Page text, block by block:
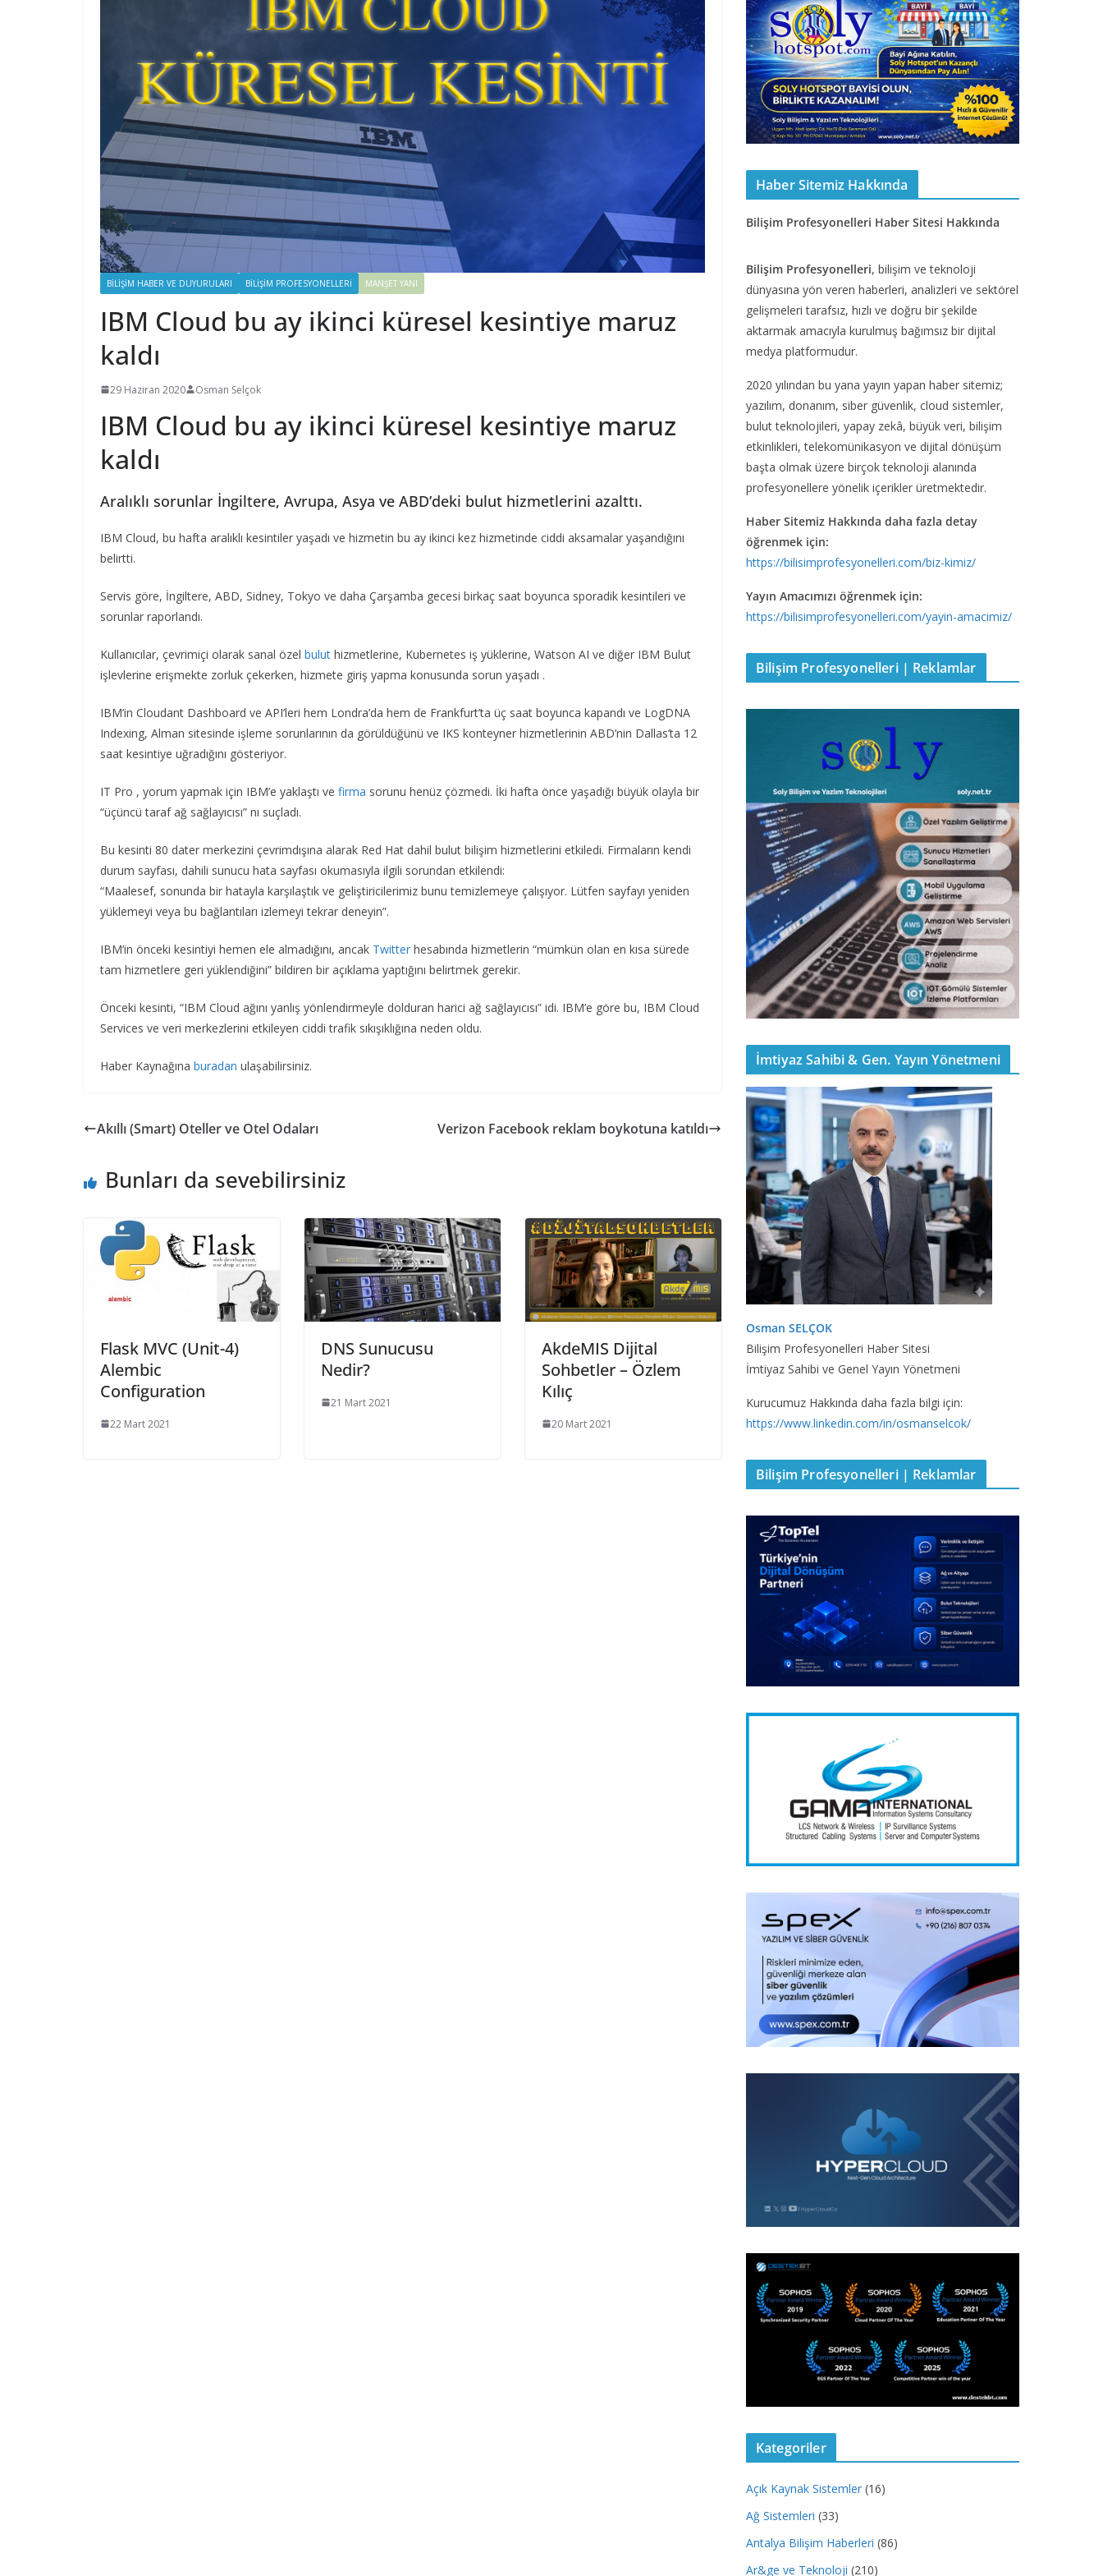
BILIŞIM HABER VE DUYURULARI BILIŞIM PROFESYONELLERI MANŞET YANI
IBM Cloud bu ay ikinci küresel kesintiye maruz
kaldı
29 Haziran 2020 Osman Selçok
IBM Cloud bu ay ikinci küresel kesintiye maruz
kaldı
Aralıklı sorunlar İngiltere, Avrupa, Asya ve ABD’deki bulut hizmetlerini azalttı.
IBM Cloud, bu hafta aralıklı kesintiler yaşadı ve hizmetin bu ay ikinci kez hizmetinde ciddi aksamalar yaşandığını
belirtti.
Servis göre, İngiltere, ABD, Sidney, Tokyo ve daha Çarşamba gecesi birkaç saat boyunca sporadik kesintileri ve
sorunlar raporlandı.
Kullanıcılar, çevrimiçi olarak sanal özel bulut hizmetlerine, Kubernetes iş yüklerine, Watson AI ve diğer IBM Bulut
işlevlerine erişmekte zorluk çekerken, hizmete giriş yapma konusunda sorun yaşadı .
IBM’in Cloudant Dashboard ve API’leri hem Londra’da hem de Frankfurt’ta üç saat boyunca kapandı ve LogDNA
Indexing, Alman sitesinde işleme sorunlarının da görüldüğünü ve IKS konteyner hizmetlerinin ABD’nin Dallas’ta 12
saat kesintiye uğradığını gösteriyor.
IT Pro , yorum yapmak için IBM’e yaklaştı ve firma sorunu henüz çözmedi. İki hafta önce yaşadığı büyük olayla bir
“üçüncü taraf ağ sağlayıcısı” nı suçladı.
Bu kesinti 80 dater merkezini çevrimdışına alarak Red Hat dahil bulut bilişim hizmetlerini etkiledi. Firmaların kendi
durum sayfası, dahili sunucu hata sayfası okumasıyla ilgili sorundan etkilendi:
“Maalesef, sonunda bir hatayla karşılaştık ve geliştiricilerimiz bunu temizlemeye çalışıyor. Lütfen sayfayı yeniden
yüklemeyi veya bu bağlantıları izlemeyi tekrar deneyin”.
IBM’in önceki kesintiyi hemen ele almadığını, ancak Twitter hesabında hizmetlerin “mümkün olan en kısa sürede
tam hizmetlere geri yüklendiğini” bildiren bir açıklama yaptığını belirtmek gerekir.
Önceki kesinti, “IBM Cloud ağını yanlış yönlendirmeyle dolduran harici ağ sağlayıcısı” idi. IBM’e göre bu, IBM Cloud
Services ve veri merkezlerini etkileyen ciddi trafik sıkışıklığına neden oldu.
Haber Kaynağına buradan ulaşabilirsiniz.
Akıllı (Smart) Oteller ve Otel Odaları Verizon Facebook reklam boykotuna katıldı
Bunları da sevebilirsiniz
Flask MVC (Unit-4)
Alembic
Configuration
22 Mart 2021
DNS Sunucusu
Nedir?
21 Mart 2021
AkdeMIS Dijital
Sohbetler – Özlem
Kılıç
20 Mart 2021
Haber Sitemiz Hakkında
Bilişim Profesyonelleri Haber Sitesi Hakkında
Bilişim Profesyonelleri, bilişim ve teknoloji
dünyasına yön veren haberleri, analizleri ve sektörel
gelişmeleri tarafsız, hızlı ve doğru bir şekilde
aktarmak amacıyla kurulmuş bağımsız bir dijital
medya platformudur.
2020 yılından bu yana yayın yapan haber sitemiz;
yazılım, donanım, siber güvenlik, cloud sistemler,
bulut teknolojileri, yapay zekâ, büyük veri, bilişim
etkinlikleri, telekomünikasyon ve dijital dönüşüm
başta olmak üzere birçok teknoloji alanında
profesyonellere yönelik içerikler üretmektedir.
Haber Sitemiz Hakkında daha fazla detay
öğrenmek için:
https://bilisimprofesyonelleri.com/biz-kimiz/
Yayın Amacımızı öğrenmek için:
https://bilisimprofesyonelleri.com/yayin-amacimiz/
Bilişim Profesyonelleri | Reklamlar
İmtiyaz Sahibi & Gen. Yayın Yönetmeni
Osman SELÇOK
Bilişim Profesyonelleri Haber Sitesi
İmtiyaz Sahibi ve Genel Yayın Yönetmeni
Kurucumuz Hakkında daha fazla bilgi için:
https://www.linkedin.com/in/osmanselcok/
Bilişim Profesyonelleri | Reklamlar
Kategoriler
Açık Kaynak Sistemler (16)
Ağ Sistemleri (33)
Antalya Bilişim Haberleri (86)
Ar&ge ve Teknoloji (210)